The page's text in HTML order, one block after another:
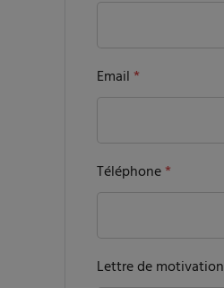
Email *
Téléphone*
Lettre de motivation